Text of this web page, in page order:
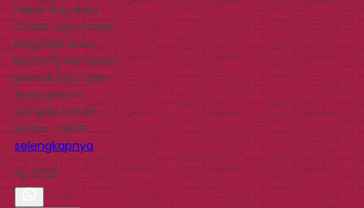
Paper Bag Baju
Cetak Logo Paper
bag baju atau
kantong kemasan
produk baju bisa
Anda pesan
dengan bahan
kertas coklat…
selengkapnya
Rp 2.000